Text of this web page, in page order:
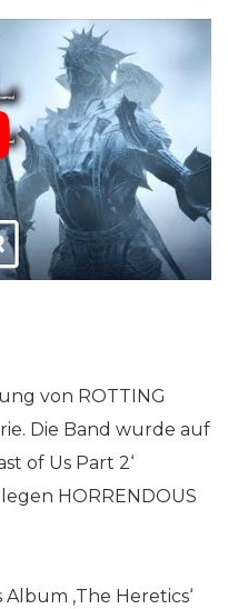
von ROTTING
Die Band wurde auf
of Us Part 2‘
HORRENDOUS
‚The Heretics‘